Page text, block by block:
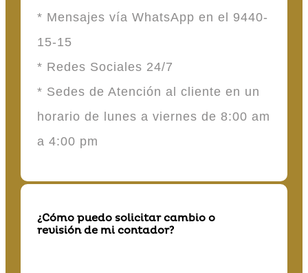
* Mensajes vía WhatsApp en el 9440-
15-15
* Redes Sociales 24/7
* Sedes de Atención al cliente en un
horario de lunes a viernes de 8:00 am
a 4:00 pm
¿Cómo puedo solicitar cambio o
revisión de mi contador?